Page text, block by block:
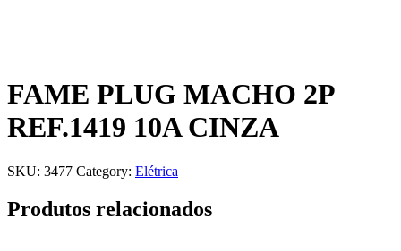
FAME PLUG MACHO 2P
REF.1419 10A CINZA
SKU: 3477 Category: Elétrica
Produtos relacionados